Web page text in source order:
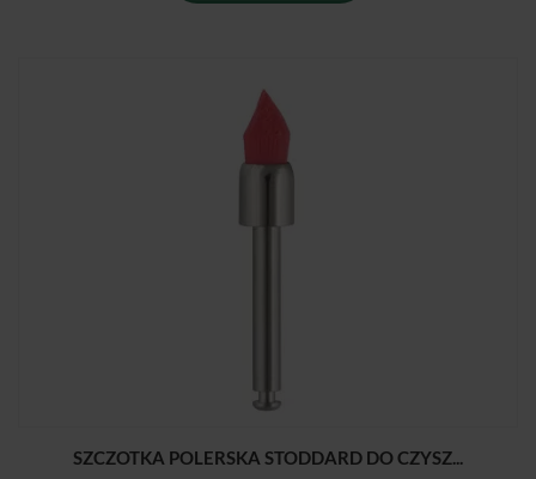
SZCZOTKA POLERSKA STODDARD DO CZYSZ...